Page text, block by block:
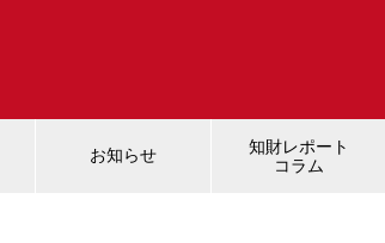
お知らせ
知財レポート
コラム